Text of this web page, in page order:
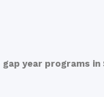
gap year programs in